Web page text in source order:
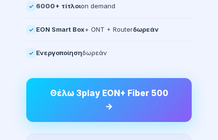
6000+ τίτλοιon demand
EON Smart Box+ ONT + Routerδωρεάν
Ενεργοποίησηδωρεάν
Θέλω 3play EON+ Fiber 500
→